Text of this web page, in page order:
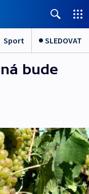
Sport SLEDOVAT
bude